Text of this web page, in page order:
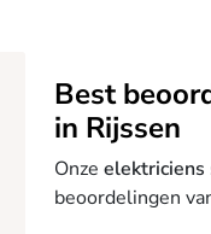
Best
in Rijssen
Onze elektriciens
beoordelingen